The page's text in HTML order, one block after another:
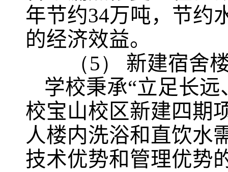
年节约34万吨，节约
的经济效益。
（5） 新建宿舍
学校秉承“立足长
校宝山校区新建四期
人楼内洗浴和直饮水
技术优势和管理优势